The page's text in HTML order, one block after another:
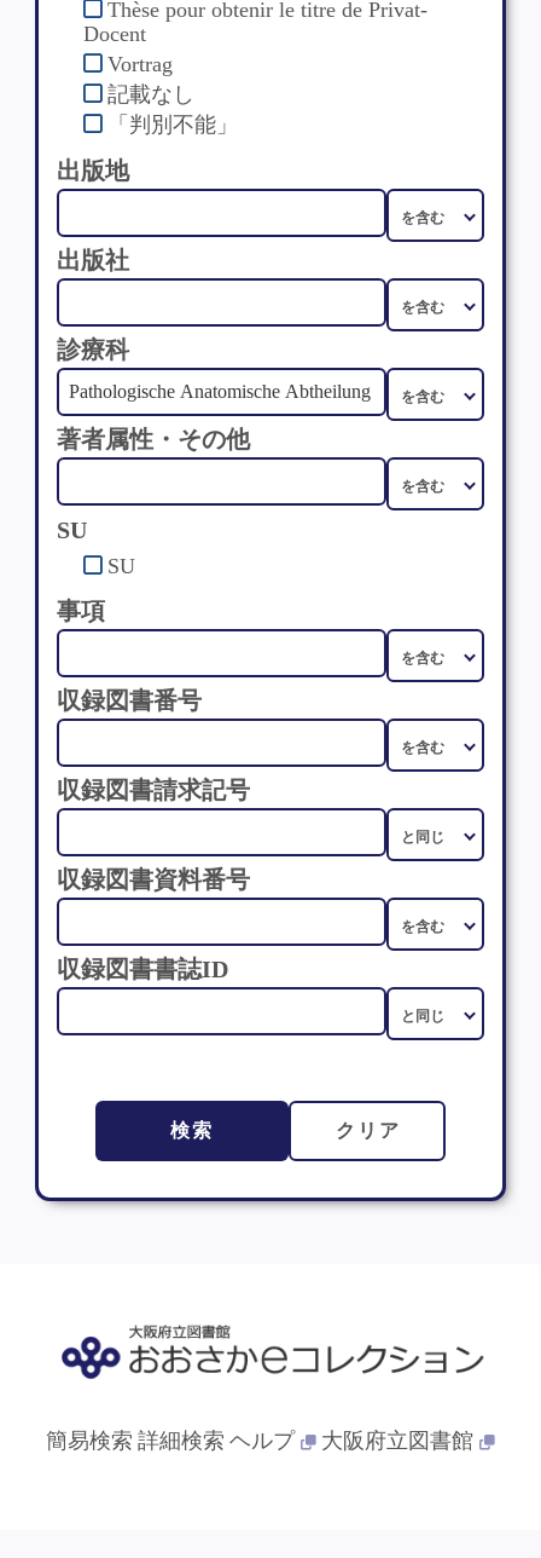
Thèse pour obtenir le titre de Privat-
Docent
Vortrag
記載なし
「判別不能」
出版地
出版社
診療科
著者属性・その他
SU
SU
事項
収録図書番号
収録図書請求記号
収録図書資料番号
収録図書書誌ID
検索 クリア
簡易検索 詳細検索 ヘルプ 大阪府立図書館